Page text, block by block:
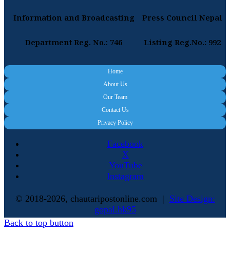
Information and Broadcasting
Department Reg. No.: 746
Press Council Nepal
Listing Reg.No.: 992
Home
About Us
Our Team
Contact Us
Privacy Policy
Facebook
X
YouTube
Instagram
© 2018-2026, chautaripostonline.com | Site Design:
gopal.hk95
Back to top button